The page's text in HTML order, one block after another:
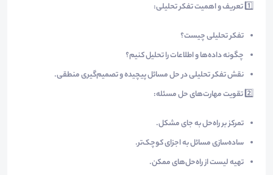
1️⃣تعریف و اهمیت تفکر تحلیلی:
تفکر تحلیلی چیست؟
چگونه داده‌ها و اطلاعات را تحلیل کنیم؟
نقش تفکر تحلیلی در حل مسائل پیچیده و تصمیم‌گیری منطقی.
2️⃣تقویت مهارت‌های حل مسئله:
تمرکز بر راه‌حل به جای مشکل.
ساده‌سازی مسائل به اجزای کوچک‌تر.
تهیه لیست از راه‌حل‌های ممکن.